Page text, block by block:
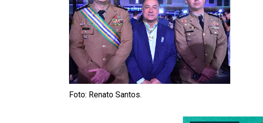
Foto: Renato Santos.